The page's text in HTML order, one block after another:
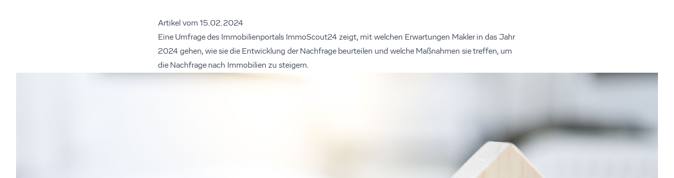
Artikel vom 15.02.2024
Eine Umfrage des Immobilienportals ImmoScout24 zeigt, mit welchen Erwartungen Makler in das Jahr
2024 gehen, wie sie die Entwicklung der Nachfrage beurteilen und welche Maßnahmen sie treffen, um
die Nachfrage nach Immobilien zu steigern.